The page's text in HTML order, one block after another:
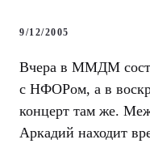
9/12/2005
Вчера в ММДМ
с НФОРом, а в
концерт там же.
Аркадий находит